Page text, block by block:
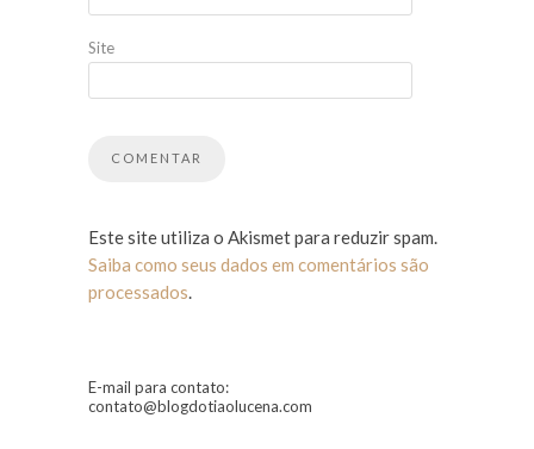
Site
Este site utiliza o Akismet para reduzir spam.
Saiba como seus dados em comentários são
processados.
E-mail para contato:
contato@blogdotiaolucena.com